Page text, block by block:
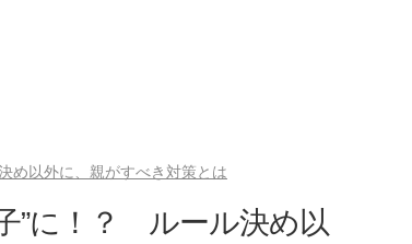
め以外に、親がすべき対策とは
”に！？ ルール決め以